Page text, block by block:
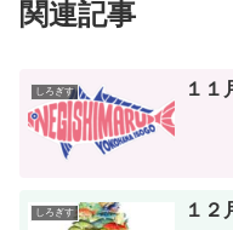
関連記事
しろぎす １１
しろぎす １２